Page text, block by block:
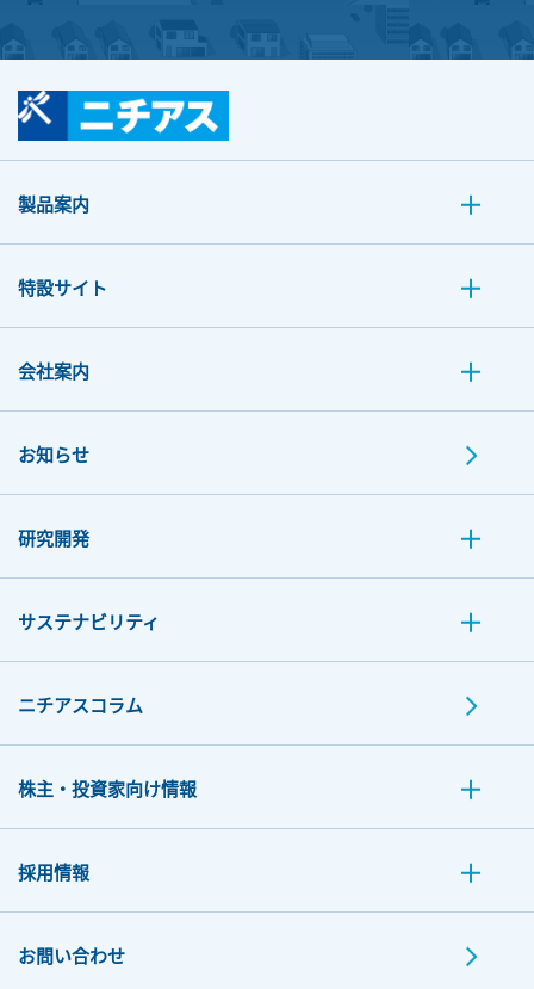
製品案内
特設サイト
会社案内
お知らせ
研究開発
サステナビリティ
ニチアスコラム
株主・投資家向け情報
採用情報
お問い合わせ